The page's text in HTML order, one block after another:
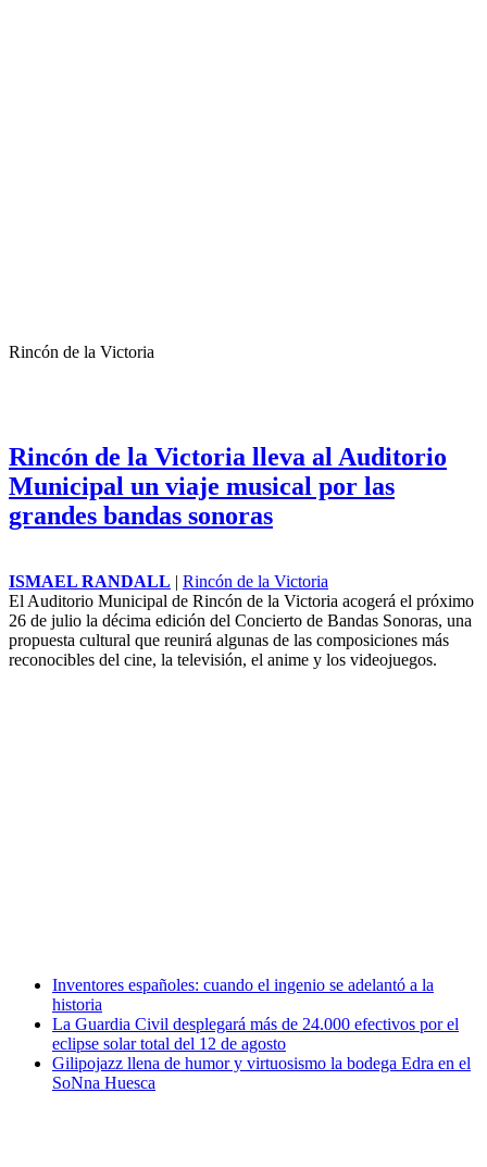
Rincón de la Victoria
Rincón de la Victoria lleva al Auditorio
Municipal un viaje musical por las
grandes bandas sonoras
ISMAEL RANDALL | Rincón de la Victoria
El Auditorio Municipal de Rincón de la Victoria acogerá el próximo
26 de julio la décima edición del Concierto de Bandas Sonoras, una
propuesta cultural que reunirá algunas de las composiciones más
reconocibles del cine, la televisión, el anime y los videojuegos.